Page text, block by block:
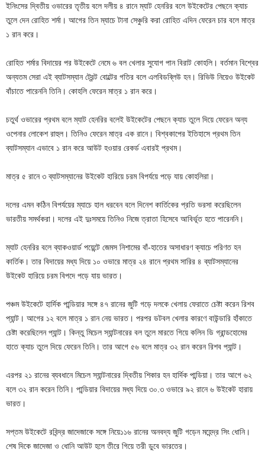
ইনিংসের দ্বিতীয় ওভারের তৃতীয় বলে দলীয় ৪ রানে ম্যাট হেনরির বলে উইকেটের পেছনে ক্যাচ
তুলে দেন রোহিত শর্মা। আগের তিন ম্যাচে টানা সেঞ্চুরি করা রোহিত এদিন ফেরেন চার বলে মাত্র
১ রান করে।
রোহিত শর্মার বিদায়ের পর উইকেটে নেমে ৬ বল খেলার সুযোগ পান বিরাট কোহলি। বর্তমান বিশ্বের
অন্যতম সেরা এই ব্যাটসম্যান ট্রেন্ট বোল্টের গতির বলে এলবিডব্লিউ হন। রিভিউ নিয়েও উইকেট
বাঁচাতে পারেননি তিনি। কোহলি ফেরেন মাত্র ১ রান করে।
চতুর্থ ওভারের প্রথম বলে ম্যাট হেনরির বলেই উইকেটের পেছনে ক্যাচ তুলে দিয়ে ফেরেন অন্য
ওপেনার লোকেশ রাহুল। তিনিও ফেরেন মাত্র এক রানে। বিশ্বকাপের ইতিহাসে প্রথম তিন
ব্যাটসম্যান এভাবে ১ রান করে আউট হওয়ার রেকর্ড এবারই প্রথম।
মাত্র ৫ রানে ৩ ব্যাটসম্যানের উইকেট হারিয়ে চরম বিপর্যয়ে পড়ে যায় কোহলিরা।
দলের এমন কঠিন বিপর্যয়ের ম্যাচে হাল ধরবেন বলে দিনেশ কার্তিকের প্রতি ভরসা করেছিলেন
ভারতীয় সমর্থকরা। দলের এই দুঃসময়ে তিনিও নিজে ত্রাতা হিসেবে আবির্ভূত হতে পারেননি।
ম্যাট হেনরির বলে ব্যাকওয়ার্ড পয়েন্টে জেমস নিশামের বাঁ-হাতের অসাধারণ ক্যাচে পরিণত হন
কার্তিক। তার বিদায়ের মধ্য দিয়ে ১০ ওভারে মাত্র ২৪ রানে প্রথম সারির ৪ ব্যাটসম্যানের
উইকেট হারিয়ে চরম বিপদে পড়ে যায় ভারত।
পঞ্চম উইকেটে হার্দিক পান্ডিয়ার সঙ্গে ৪৭ রানের জুটি গড়ে দলকে খেলায় ফেরাতে চেষ্টা করেন রিশব
প্যান্ট। আগের ১২ বলে মাত্র ১ রান নেয় ভারত। পরপর ডটবল খেলার কারণে বাউন্ডারি হাঁকাতে
চেষ্টা করেছিলেন প্যান্ট। কিন্তু মিচেল স্যান্টনারের বল তুলে মারতে গিয়ে কলিন ডি গ্রান্ডহোমের
হাতে ক্যাচ তুলে দিয়ে ফেরেন তিনি। তার আগে ৫৬ বলে মাত্র ৩২ রান করেন রিশব প্যান্ট।
এরপর ২১ রানের ব্যবধানে মিচেল স্যান্টনারের দ্বিতীয় শিকার হন হার্দিক পান্ডিয়া। তার আগে ৬২
বলে ৩২ রান করেন তিনি। পান্ডিয়ার বিদায়ের মধ্য দিয়ে ৩০.৩ ওভারে ৯২ রানে ৬ উইকেট হারায়
ভারত।
সপ্তম উইকেটে রবিন্দ্র জাদেজাকে সঙ্গে নিয়ে১১৬ রানের অনবদ্য জুটি গড়েন মহেন্দ্র সিং ধোনি।
শেষ দিকে জাদেজা ও ধোনি আউট হলে তীরে গিয়ে তরী ডুবে ভারতের।